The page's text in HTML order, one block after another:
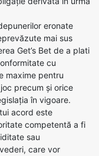
eronate
mai sus
Get’s Bet de a plati
cu
maxime pentru
precum și orice
în vigoare.
acord este
competentă a fi
sau
care vor